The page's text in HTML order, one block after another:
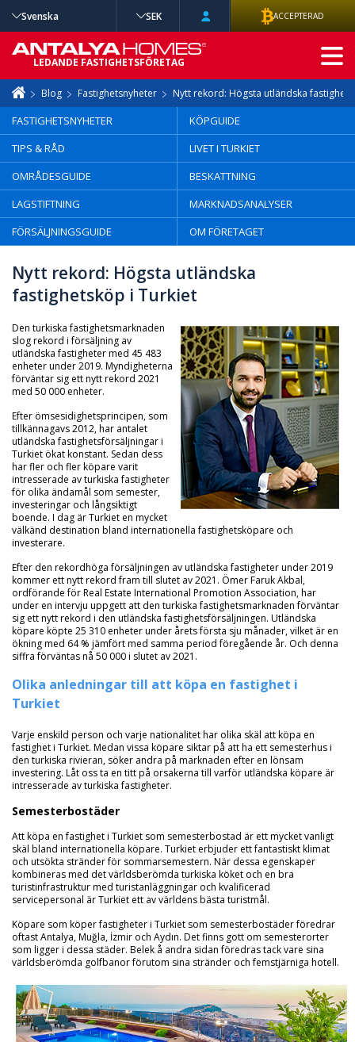
Blog Fastighetsnyheter Nytt rekord: Högsta utländska
FASTIGHETSNYHETER
KÖPGUIDE
TIPS & RÅD
LIVET I TURKIET
OMRÅDESGUIDE
BESKATTNING
LAGSTIFTNING
MARKNADSANALYSER
FÖRSÄLJNINGSGUIDE
OM FÖRETAGET
Nytt rekord: Högsta utländska
fastighetsköp i Turkiet
Den turkiska fastighetsmarknaden
slog rekord i försäljning av
utländska fastigheter med 45 483
enheter under 2019. Myndigheterna
förväntar sig ett nytt rekord 2021
med 50 000 enheter.
Efter ömsesidighetsprincipen, som
tillkännagavs 2012, har antalet
utländska fastighetsförsäljningar i
Turkiet ökat konstant. Sedan dess
har fler och fler köpare varit
intresserade av turkiska fastigheter
för olika ändamål som semester,
investeringar och långsiktigt
boende. I dag är Turkiet en mycket
välkänd destination bland internationella fastighetsköpare och
investerare.
Efter den rekordhöga försäljningen av utländska fastigheter under 2019
kommer ett nytt rekord fram till slutet av 2021. Ömer Faruk Akbal,
ordförande för Real Estate International Promotion Association, har
under en intervju uppgett att den turkiska fastighetsmarknaden förväntar
sig ett nytt rekord i den utländska fastighetsförsäljningen. Utländska
köpare köpte 25 310 enheter under årets första sju månader, vilket är en
ökning med 64 % jämfört med samma period föregående år. Och denna
siffra förväntas nå 50 000 i slutet av 2021.
Olika anledningar till att köpa en fastighet i
Turkiet
Varje enskild person och varje nationalitet har olika skäl att köpa en
fastighet i Turkiet. Medan vissa köpare siktar på att ha ett semesterhus i
den turkiska rivieran, söker andra på marknaden efter en lönsam
investering. Låt oss ta en titt på orsakerna till varför utländska köpare är
intresserade av turkiska fastigheter.
Semesterbostäder
Att köpa en fastighet i Turkiet som semesterbostad är ett mycket vanligt
skäl bland internationella köpare. Turkiet erbjuder ett fantastiskt klimat
och utsökta stränder för sommarsemestern. När dessa egenskaper
kombineras med det världsberömda turkiska köket och en bra
turistinfrastruktur med turistanläggningar och kvalificerad
servicepersonal är Turkiet ett av världens bästa turistmål.
Köpare som köper fastigheter i Turkiet som semesterbostäder föredrar
oftast Antalya, Muğla, İzmir och Aydın. Det finns gott om semesterorter
som ligger i dessa städer. Belek å andra sidan föredras tack vare sina
världsberömda golfbanor förutom sina stränder och femstjärniga hotell.
Svenska SEK ACCEPTERAD
LEDANDE FASTIGHETSFÖRETAG
AVANCERAD
SÖKNING